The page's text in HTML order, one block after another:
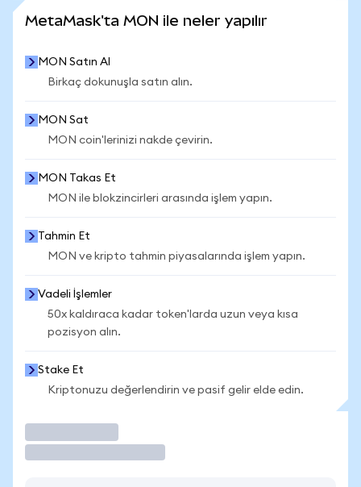
MetaMask'ta MON ile neler yapılır
MON Satın Al
Birkaç dokunuşla satın alın.
MON Sat
MON coin'lerinizi nakde çevirin.
MON Takas Et
MON ile blokzincirleri arasında işlem yapın.
Tahmin Et
MON ve kripto tahmin piyasalarında işlem yapın.
Vadeli İşlemler
50x kaldıraca kadar token'larda uzun veya kısa
pozisyon alın.
Stake Et
Kriptonuzu değerlendirin ve pasif gelir elde edin.